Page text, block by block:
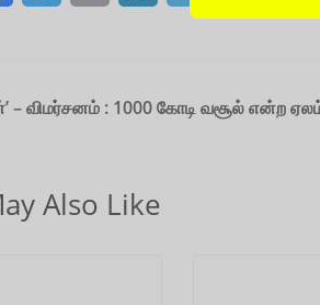
e
o
t
r
k
e
e
h
r
– விமர்சனம் : 1000 கோடி வசூல் என்ற
Also Like